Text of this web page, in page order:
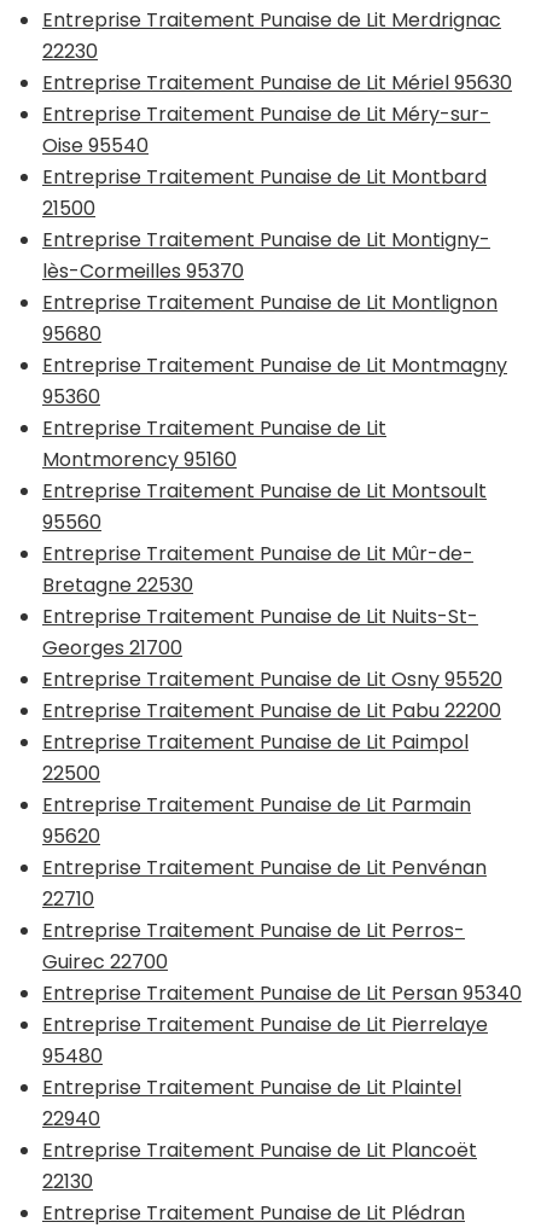
Entreprise Traitement Punaise de Lit Merdrignac
22230
Entreprise Traitement Punaise de Lit Mériel 95630
Entreprise Traitement Punaise de Lit Méry-sur-
Oise 95540
Entreprise Traitement Punaise de Lit Montbard
21500
Entreprise Traitement Punaise de Lit Montigny-
lès-Cormeilles 95370
Entreprise Traitement Punaise de Lit Montlignon
95680
Entreprise Traitement Punaise de Lit Montmagny
95360
Entreprise Traitement Punaise de Lit
Montmorency 95160
Entreprise Traitement Punaise de Lit Montsoult
95560
Entreprise Traitement Punaise de Lit Mûr-de-
Bretagne 22530
Entreprise Traitement Punaise de Lit Nuits-St-
Georges 21700
Entreprise Traitement Punaise de Lit Osny 95520
Entreprise Traitement Punaise de Lit Pabu 22200
Entreprise Traitement Punaise de Lit Paimpol
22500
Entreprise Traitement Punaise de Lit Parmain
95620
Entreprise Traitement Punaise de Lit Penvénan
22710
Entreprise Traitement Punaise de Lit Perros-
Guirec 22700
Entreprise Traitement Punaise de Lit Persan 95340
Entreprise Traitement Punaise de Lit Pierrelaye
95480
Entreprise Traitement Punaise de Lit Plaintel
22940
Entreprise Traitement Punaise de Lit Plancoët
22130
Entreprise Traitement Punaise de Lit Plédran